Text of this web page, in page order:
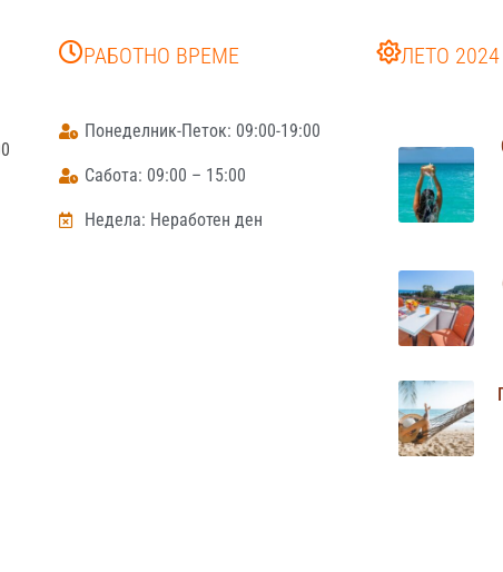
РАБОТНО ВРЕМЕ
Понеделник-Петок: 09:00-19:00
Сабота: 09:00 – 15:00
Недела: Неработен ден
ЛЕТО 2024